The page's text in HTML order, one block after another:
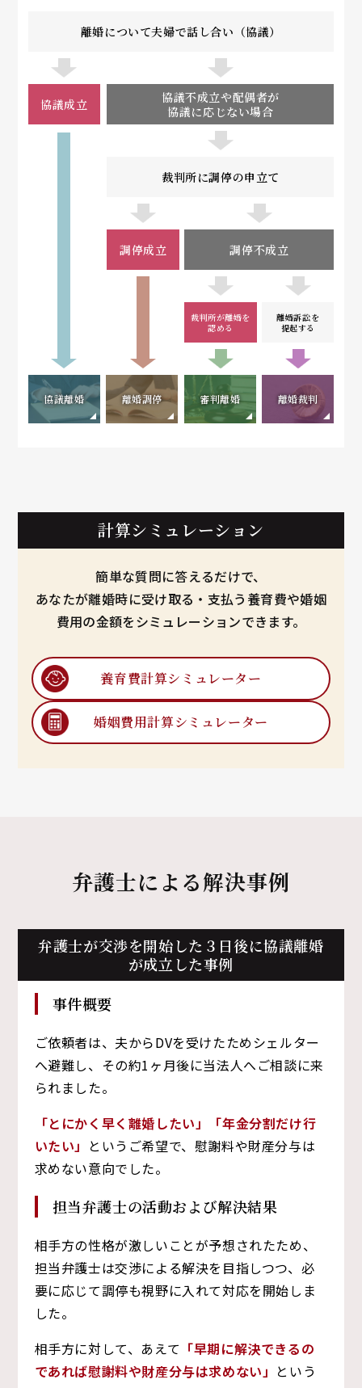
離婚について夫婦で話し合い（協議）
協議成立
協議不成立や配偶者が
協議に応じない場合
裁判所に調停の申立て
調停成立 調停不成立
裁判所が離婚を
認める
離婚訴訟を
提起する
協議離婚 離婚調停 審判離婚 離婚裁判
計算シミュレーション
簡単な質問に答えるだけで、
あなたが離婚時に受け取る・支払う養育費や婚姻
費用の金額をシミュレーションできます。
養育費計算シミュレーター
婚姻費用計算シミュレーター
弁護士による解決事例
弁護士が交渉を開始した３日後に協議離婚
が成立した事例
事件概要
ご依頼者は、夫からDVを受けたためシェルター
へ避難し、その約1ヶ月後に当法人へご相談に来
られました。
「とにかく早く離婚したい」「年金分割だけ行
いたい」 というご希望で、慰謝料や財産分与は
求めない意向でした。
担当弁護士の活動および解決結果
相手方の性格が激しいことが予想されたため、
担当弁護士は交渉による解決を目指しつつ、必
要に応じて調停も視野に入れて対応を開始しま
した。
相手方に対して、あえて 「早期に解決できるの
であれば慰謝料や財産分与は求めない」 という